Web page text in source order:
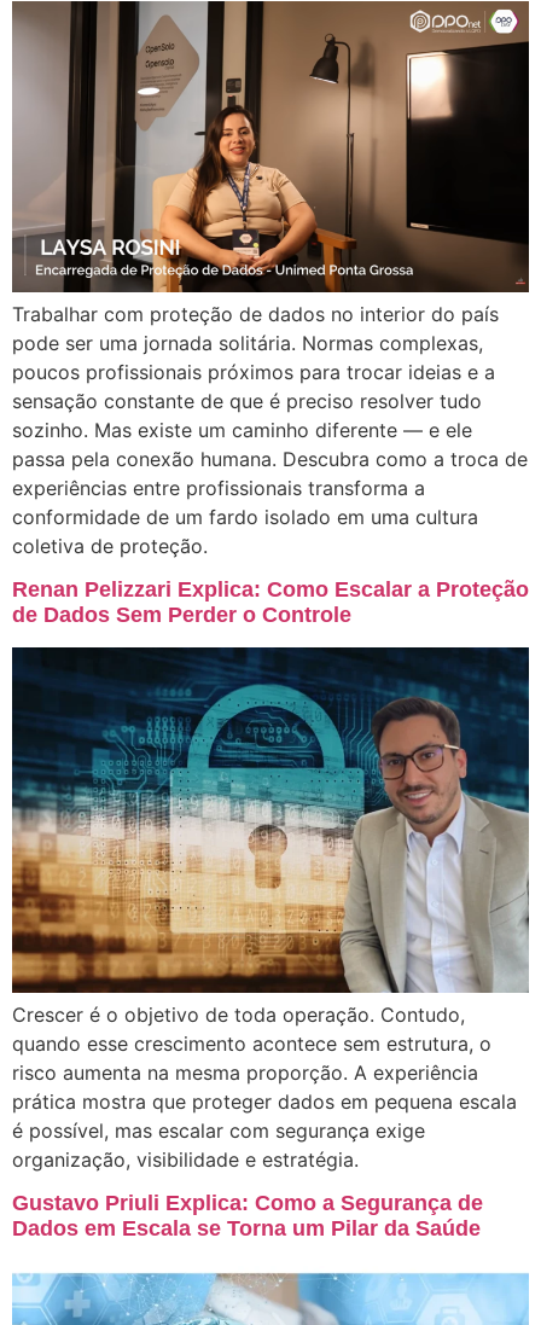
Trabalhar com proteção de dados no interior do país
pode ser uma jornada solitária. Normas complexas,
poucos profissionais próximos para trocar ideias e a
sensação constante de que é preciso resolver tudo
sozinho. Mas existe um caminho diferente — e ele
passa pela conexão humana. Descubra como a troca de
experiências entre profissionais transforma a
conformidade de um fardo isolado em uma cultura
coletiva de proteção.
Renan Pelizzari Explica: Como Escalar a Proteção
de Dados Sem Perder o Controle
Crescer é o objetivo de toda operação. Contudo,
quando esse crescimento acontece sem estrutura, o
risco aumenta na mesma proporção. A experiência
prática mostra que proteger dados em pequena escala
é possível, mas escalar com segurança exige
organização, visibilidade e estratégia.
Gustavo Priuli Explica: Como a Segurança de
Dados em Escala se Torna um Pilar da Saúde